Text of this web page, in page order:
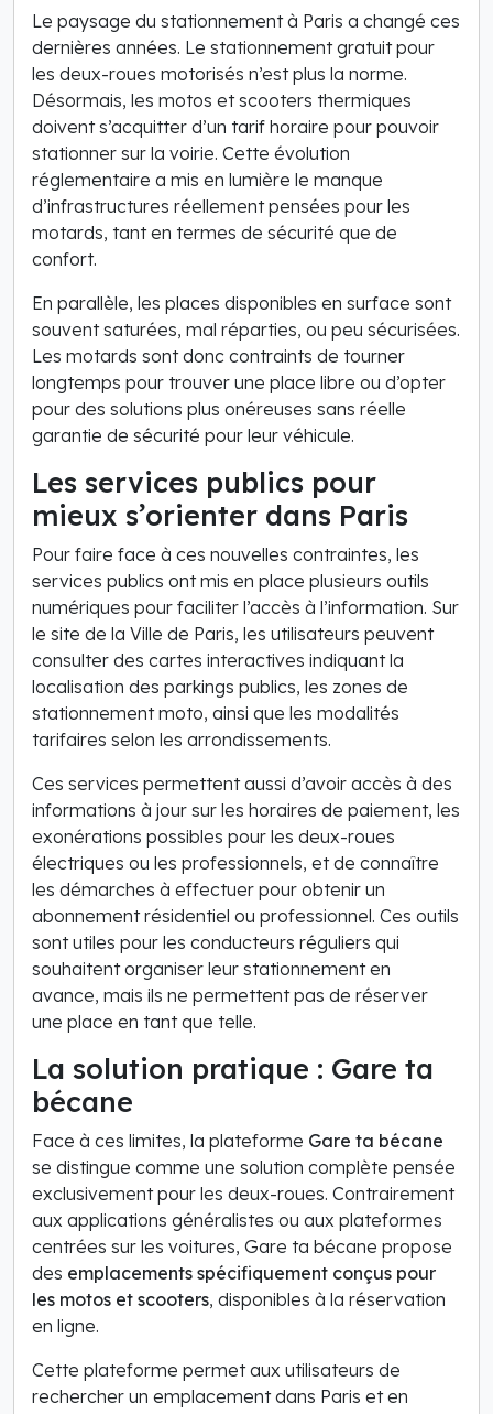
Le paysage du stationnement à Paris a changé ces
dernières années. Le stationnement gratuit pour
les deux-roues motorisés n’est plus la norme.
Désormais, les motos et scooters thermiques
doivent s’acquitter d’un tarif horaire pour pouvoir
stationner sur la voirie. Cette évolution
réglementaire a mis en lumière le manque
d’infrastructures réellement pensées pour les
motards, tant en termes de sécurité que de
confort.
En parallèle, les places disponibles en surface sont
souvent saturées, mal réparties, ou peu sécurisées.
Les motards sont donc contraints de tourner
longtemps pour trouver une place libre ou d’opter
pour des solutions plus onéreuses sans réelle
garantie de sécurité pour leur véhicule.
Les services publics pour
mieux s’orienter dans Paris
Pour faire face à ces nouvelles contraintes, les
services publics ont mis en place plusieurs outils
numériques pour faciliter l’accès à l’information. Sur
le site de la Ville de Paris, les utilisateurs peuvent
consulter des cartes interactives indiquant la
localisation des parkings publics, les zones de
stationnement moto, ainsi que les modalités
tarifaires selon les arrondissements.
Ces services permettent aussi d’avoir accès à des
informations à jour sur les horaires de paiement, les
exonérations possibles pour les deux-roues
électriques ou les professionnels, et de connaître
les démarches à effectuer pour obtenir un
abonnement résidentiel ou professionnel. Ces outils
sont utiles pour les conducteurs réguliers qui
souhaitent organiser leur stationnement en
avance, mais ils ne permettent pas de réserver
une place en tant que telle.
La solution pratique : Gare ta
bécane
Face à ces limites, la plateforme Gare ta bécane
se distingue comme une solution complète pensée
exclusivement pour les deux-roues. Contrairement
aux applications généralistes ou aux plateformes
centrées sur les voitures, Gare ta bécane propose
des emplacements spécifiquement conçus pour
les motos et scooters, disponibles à la réservation
en ligne.
Cette plateforme permet aux utilisateurs de
rechercher un emplacement dans Paris et en